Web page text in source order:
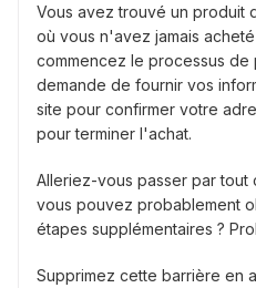
Vous avez trouvé un produit
où vous n'avez jamais
commencez le processus de
demande de fournir vos
site pour confirmer votre
pour terminer l'achat.
Alleriez-vous passer par tout
vous pouvez probablement
étapes supplémentaires ?
Supprimez cette barrière en